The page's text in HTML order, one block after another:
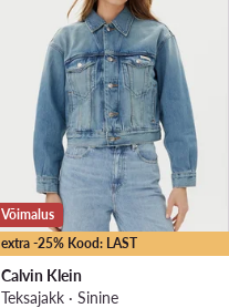
extra -25% Kood: LAST
Võimalus
Calvin Klein
Teksajakk · Sinine